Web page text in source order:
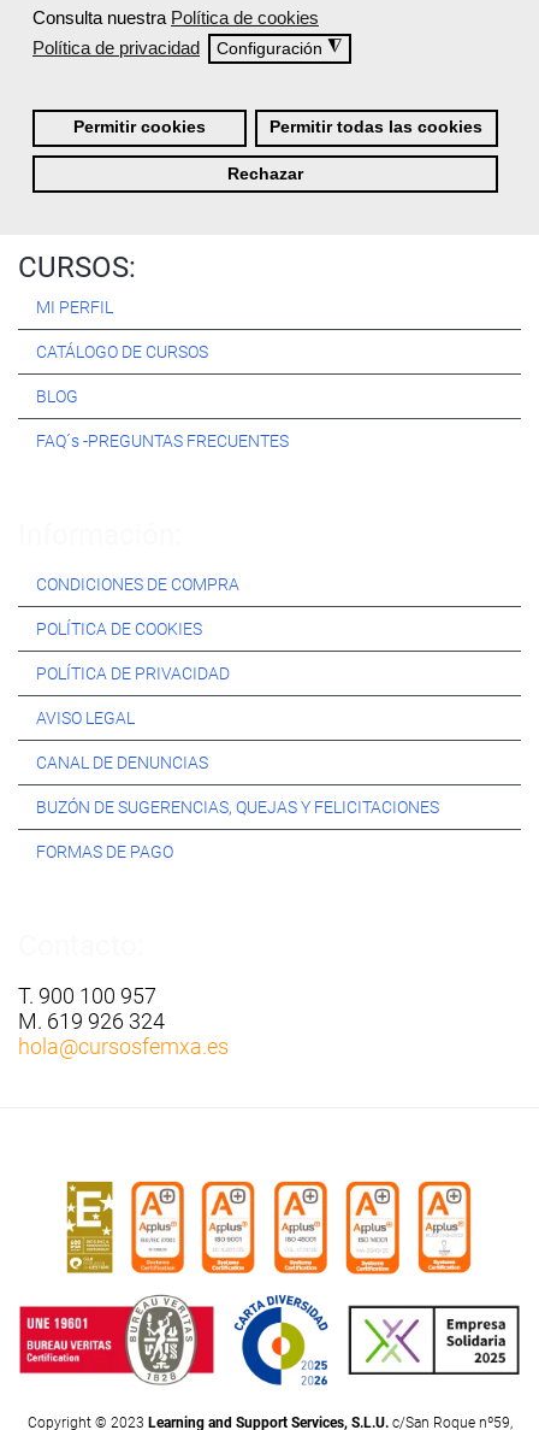
Consulta nuestra Política de cookies
Política de privacidad
Configuración ◮
Permitir cookies Permitir todas las cookies
Rechazar
Especialistas en consultoría y formación para el empleo
Nuestro objetivo diario es, única y exclusivamente, ayudarte a
conseguir tus metas profesionales ofreciéndote los mejores
CURSOS:
MI PERFIL
CATÁLOGO DE CURSOS
BLOG
FAQ´s -PREGUNTAS FRECUENTES
CONDICIONES DE COMPRA
POLÍTICA DE COOKIES
POLÍTICA DE PRIVACIDAD
AVISO LEGAL
CANAL DE DENUNCIAS
BUZÓN DE SUGERENCIAS, QUEJAS Y FELICITACIONES
FORMAS DE PAGO
T. 900 100 957
M. 619 926 324
hola@cursosfemxa.es
Copyright © 2023 Learning and Support Services, S.L.U.c/San Roque nº59,